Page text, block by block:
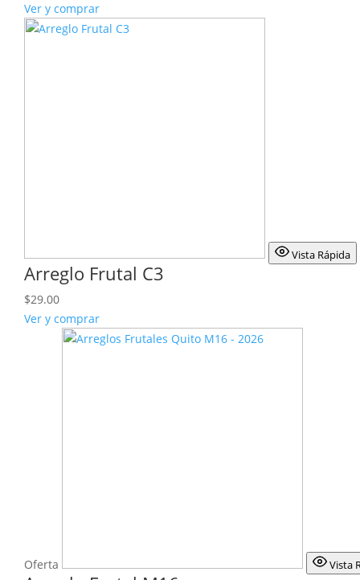
Ver y comprar
Vista Rápida
Arreglo Frutal C3
$29.00
Ver y comprar
Oferta Vista